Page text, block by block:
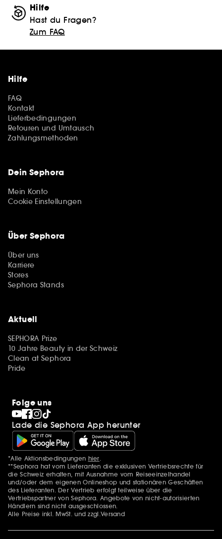
Hilfe
Hast du Fragen?
Zum FAQ
Hilfe
FAQ
Kontakt
Lieferbedingungen
Retouren und Umtausch
Zahlungsmethoden
Dein Sephora
Mein Konto
Cookie Einstellungen
Über Sephora
Über uns
Karriere
Stores
Sephora Stands
Aktuell
SEPHORA Prize
10 Jahre Beauty in der Schweiz
Clean at Sephora
Pride
Folge uns
Lade die Sephora App herunter
Zusätzlich Erwähnungen
*Alle Aktionsbedingungen hier
**Sephora hat vom Lieferanten die exklusiven Vertriebsrechte für
die Schweiz erhalten, mit Ausnahme vom Reiseeinzelhandel
und/oder dem eigenen Onlineshop und stationären Geschäften
des Lieferanten. Der Vertrieb erfolgt teilweise über die
Vertriebspartner von Sephora. Angebote von nicht-autorisierten
Händlern sind nicht ausgeschlossen.
Alle Preise inkl. MwSt. und zzgl.Versand